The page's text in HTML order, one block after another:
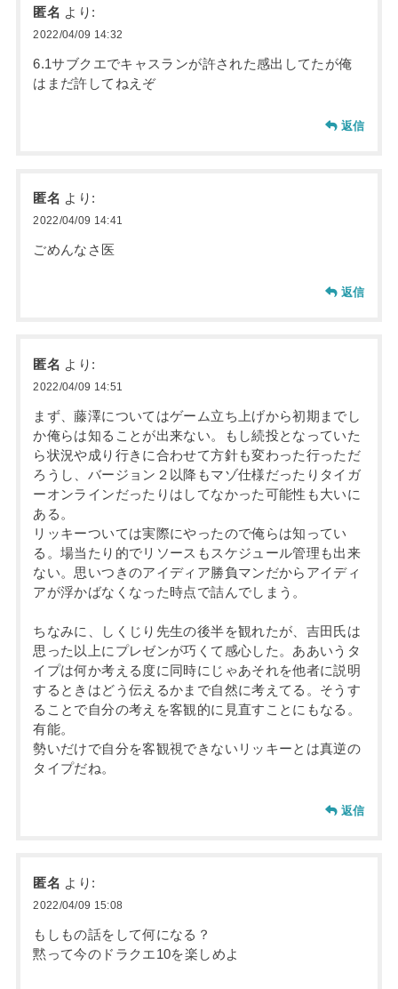
匿名 より:
2022/04/09 14:32
6.1サブクエでキャスランが許された感出してたが俺
はまだ許してねえぞ
返信
匿名 より:
2022/04/09 14:41
ごめんなさ医
返信
匿名 より:
2022/04/09 14:51
まず、藤澤についてはゲーム立ち上げから初期までし
か俺らは知ることが出来ない。もし続投となっていた
ら状況や成り行きに合わせて方針も変わった行っただ
ろうし、バージョン２以降もマゾ仕様だったりタイガ
ーオンラインだったりはしてなかった可能性も大いに
ある。
リッキーついては実際にやったので俺らは知ってい
る。場当たり的でリソースもスケジュール管理も出来
ない。思いつきのアイディア勝負マンだからアイディ
アが浮かばなくなった時点で詰んでしまう。
ちなみに、しくじり先生の後半を観れたが、吉田氏は
思った以上にプレゼンが巧くて感心した。ああいうタ
イプは何か考える度に同時にじゃあそれを他者に説明
するときはどう伝えるかまで自然に考えてる。そうす
ることで自分の考えを客観的に見直すことにもなる。
有能。
勢いだけで自分を客観視できないリッキーとは真逆の
タイプだね。
返信
匿名 より:
2022/04/09 15:08
もしもの話をして何になる？
黙って今のドラクエ10を楽しめよ